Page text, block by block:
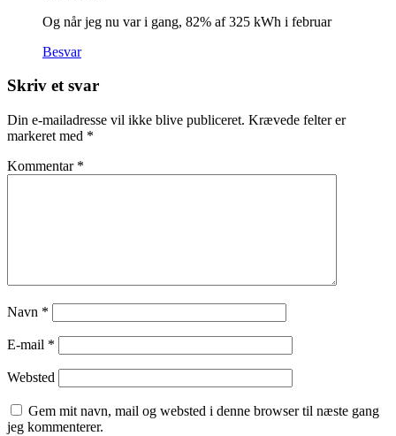
Og når jeg nu var i gang, 82% af 325 kWh i februar
Besvar
Skriv et svar
Din e-mailadresse vil ikke blive publiceret. Krævede felter er
markeret med *
Kommentar *
Navn *
E-mail *
Websted
Gem mit navn, mail og websted i denne browser til næste gang
jeg kommenterer.